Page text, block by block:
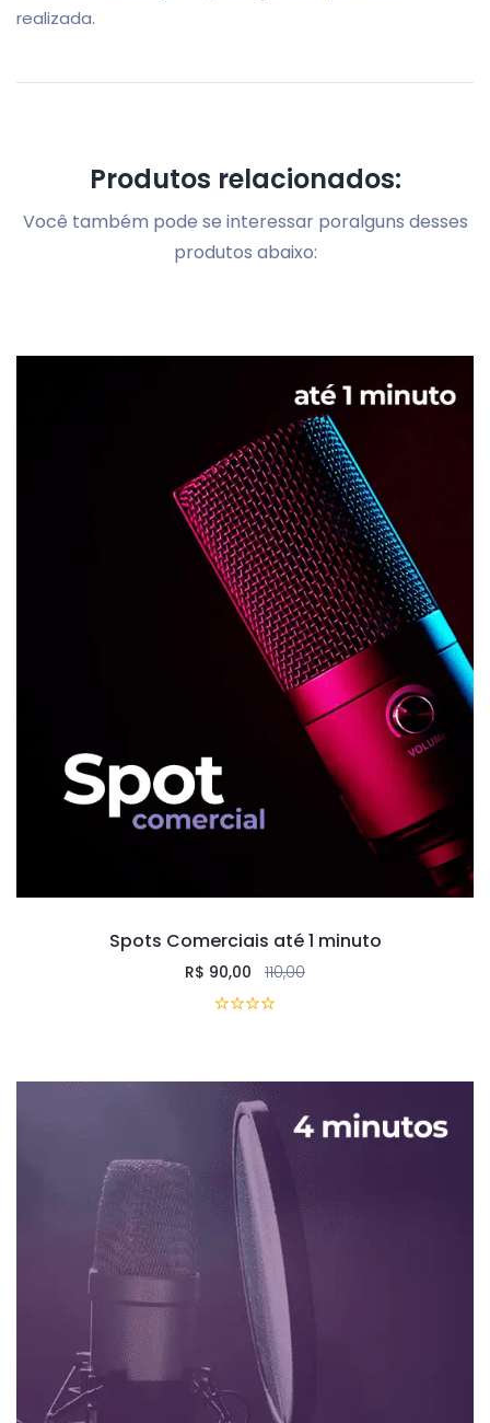
realizada.
Produtos relacionados:
Você também pode se interessar poralguns desses
produtos abaixo:
Spots Comerciais até 1 minuto
110,00
R$ 90,00